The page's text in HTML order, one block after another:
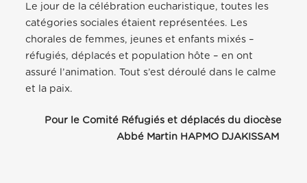
Le jour de la célébration eucharistique, toutes les
catégories sociales étaient représentées. Les
chorales de femmes, jeunes et enfants mixés –
réfugiés, déplacés et population hôte – en ont
assuré l’animation. Tout s’est déroulé dans le calme
et la paix.
Pour le Comité Réfugiés et déplacés du diocèse
Abbé Martin HAPMO DJAKISSAM